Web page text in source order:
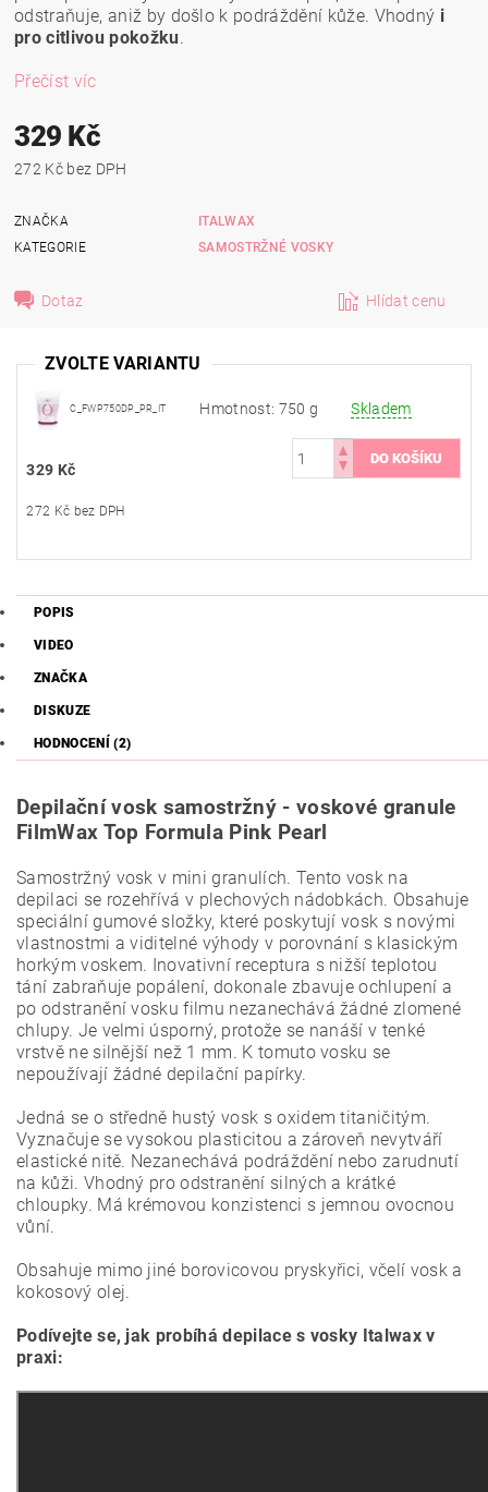
odstraňuje, aniž by došlo k podráždění kůže. Vhodný i
pro citlivou pokožku.
Přečíst víc
329 Kč
272 Kč bez DPH
ZNAČKA
ITALWAX
KATEGORIE
SAMOSTRŽNÉ VOSKY
Dotaz Hlídat cenu
ZVOLTE VARIANTU
C_FWP750DP_PR_IT Hmotnost: 750 g Skladem
329 Kč
272 Kč bez DPH
POPIS
VIDEO
ZNAČKA
DISKUZE
HODNOCENÍ (2)
Depilační vosk samostržný - voskové granule
FilmWax Top Formula Pink Pearl
Samostržný vosk v mini granulích. Tento vosk na
depilaci se rozehřívá v plechových nádobkách. Obsahuje
speciální gumové složky, které poskytují vosk s novými
vlastnostmi a viditelné výhody v porovnání s klasickým
horkým voskem. Inovativní receptura s nižší teplotou
tání zabraňuje popálení, dokonale zbavuje ochlupení a
po odstranění vosku filmu nezanechává žádné zlomené
chlupy. Je velmi úsporný, protože se nanáší v tenké
vrstvě ne silnější než 1 mm. K tomuto vosku se
nepoužívají žádné depilační papírky.
Jedná se o středně hustý vosk s oxidem titaničitým.
Vyznačuje se vysokou plasticitou a zároveň nevytváří
elastické nitě. Nezanechává podráždění nebo zarudnutí
na kůži. Vhodný pro odstranění silných a krátké
chloupky. Má krémovou konzistenci s jemnou ovocnou
vůní.
Obsahuje mimo jiné borovicovou pryskyřici, včelí vosk a
kokosový olej.
Podívejte se, jak probíhá depilace s vosky Italwax v
praxi: